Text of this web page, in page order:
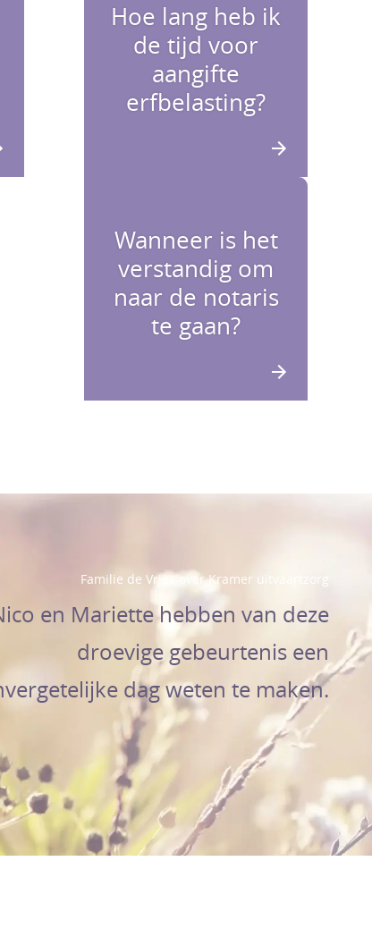
Hoe lang heb ik
de tijd voor
aangifte
erfbelasting?
Wanneer is het
verstandig om
naar de notaris
te gaan?
Familie de Vries over Kramer uitvaartzorg
en Mariette hebben van deze
droevige gebeurtenis een
dag weten te maken.